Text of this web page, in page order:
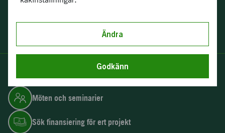
Möten och seminarier
Sök finansiering för ert projekt
Ändra
Godkänn